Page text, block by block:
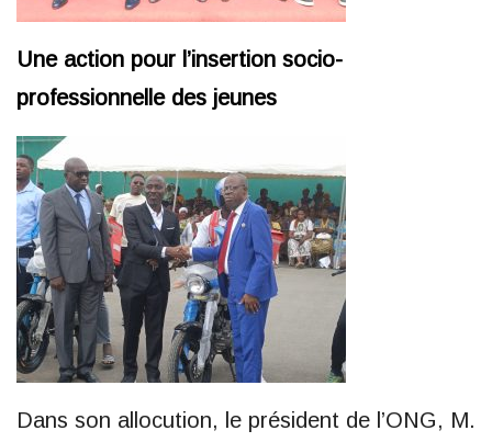
Une action pour l’insertion socio-
professionnelle des jeunes
Dans son allocution, le président de l’ONG, M.